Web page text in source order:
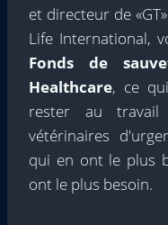
et directeur de
Life International,
Fonds de
Healthcare, ce
rester au travail
vétérinaires
qui en ont le plus
ont le plus besoin.